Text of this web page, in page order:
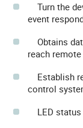
Turn the
event
Obtains
reach
Establish
control
LED